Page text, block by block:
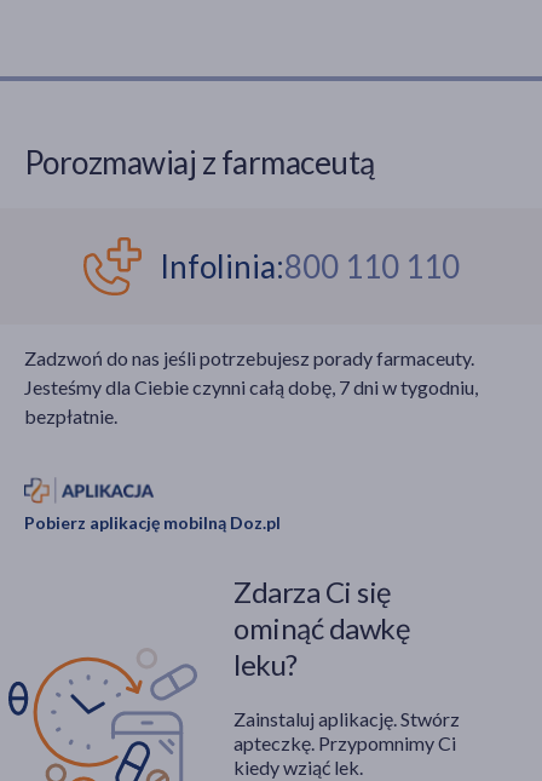
Porozmawiaj z farmaceutą
Infolinia:800 110 110
Zadzwoń do nas jeśli potrzebujesz porady farmaceuty.
Jesteśmy dla Ciebie czynni całą dobę, 7 dni w tygodniu,
bezpłatnie.
Pobierz aplikację mobilną Doz.pl
Zdarza Ci się
ominąć dawkę
leku?
Zainstaluj aplikację. Stwórz
apteczkę. Przypomnimy Ci
kiedy wziąć lek.